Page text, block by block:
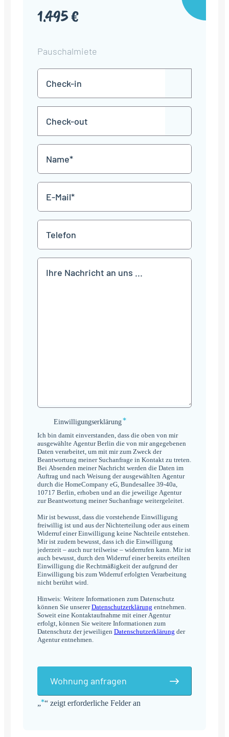
1.495 €
Pauschalmiete
„*“ zeigt erforderliche Felder an
in
TT
Punkt
MM
JJJJ
TT
Punkt
MM
JJJJ
Mail
*
Einwilligungserklärung
Einwilligungserklärung*
Ich bin damit einverstanden, dass die oben von mir
ausgewählte Agentur Berlin die von mir angegebenen
Daten verarbeitet, um mit mir zum Zweck der
Beantwortung meiner Suchanfrage in Kontakt zu treten.
Bei Absenden meiner Nachricht werden die Daten im
Auftrag und nach Weisung der ausgewählten Agentur
durch die HomeCompany eG, Bundesallee 39-40a,
10717 Berlin, erhoben und an die jeweilige Agentur
zur Beantwortung meiner Suchanfrage weitergeleitet.
Mir ist bewusst, dass die vorstehende Einwilligung
freiwillig ist und aus der Nichterteilung oder aus einem
Widerruf einer Einwilligung keine Nachteile entstehen.
Mir ist zudem bewusst, dass ich die Einwilligung
jederzeit – auch nur teilweise – widerrufen kann. Mir ist
auch bewusst, durch den Widerruf einer bereits erteilten
Einwilligung die Rechtmäßigkeit der aufgrund der
Einwilligung bis zum Widerruf erfolgten Verarbeitung
nicht berührt wird.
Hinweis: Weitere Informationen zum Datenschutz
können Sie unsererDatenschutzerklärung entnehmen.
Soweit eine Kontaktaufnahme mit einer Agentur
erfolgt, können Sie weitere Informationen zum
Datenschutz der jeweiligen Datenschutzerklärung der
Agentur entnehmen.
Wohnung anfragen